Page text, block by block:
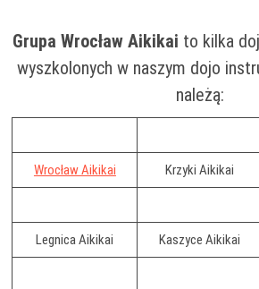
Grupa Wrocław Aikikai to kilka
wyszkolonych w naszym dojo
należą:
Wrocław Aikikai Krzyki Aikikai
Legnica Aikikai Kaszyce Aikikai